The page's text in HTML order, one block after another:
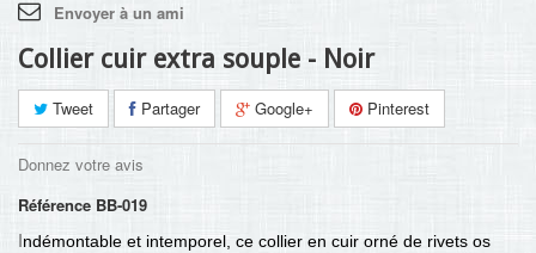
Envoyer à un ami
Collier cuir extra souple - Noir
Tweet Partager Google+ Pinterest
Donnez votre avis
Référence BB-019
Indémontable et intemporel, ce collier en cuir orné de rivets os